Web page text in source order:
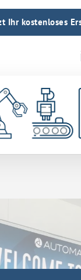
Ihr kostenloses